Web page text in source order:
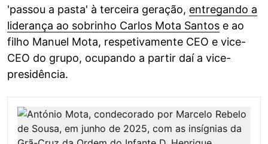
'passou a pasta' à terceira geração, entregando a
liderança ao sobrinho Carlos Mota Santos e ao
filho Manuel Mota, respetivamente CEO e vice-
CEO do grupo, ocupando a partir daí a vice-
presidência.